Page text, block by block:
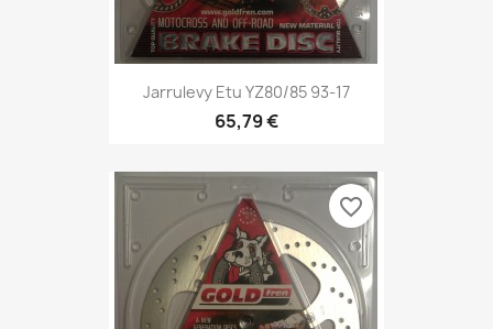
Jarrulevy Etu YZ80/85 93-17
65,79 €
favorite_border